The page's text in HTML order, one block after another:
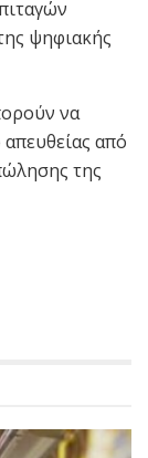
ψηφιακής
να
από
της